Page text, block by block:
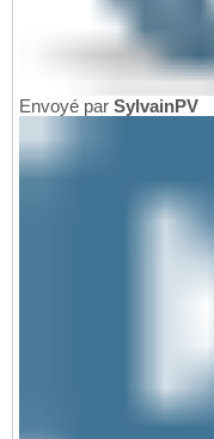
Envoyé par SylvainPV